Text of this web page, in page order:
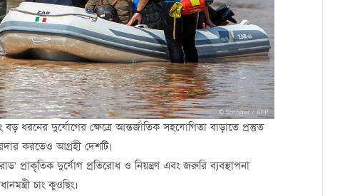
ধরনের দুর্যোগের ক্ষেত্রে আন্তর্জাতিক সহযোগিতা বাড়াতে প্রস্তুত
করতেও আগ্রহী দেশটি।
প্রাকৃতিক দুর্যোগ প্রতিরোধ ও নিয়ন্ত্রণ এবং জরুরি ব্যবস্থাপনা
চাং কুওছিং।